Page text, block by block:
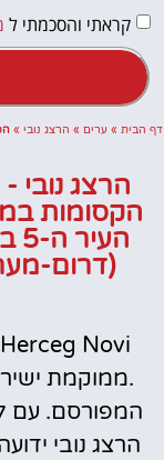
קראתי והסכמתי ל
דף הבית » ערים » הרצג נובי »
הקסומות
(דרום-
.ממוקמת
הרצג נובי